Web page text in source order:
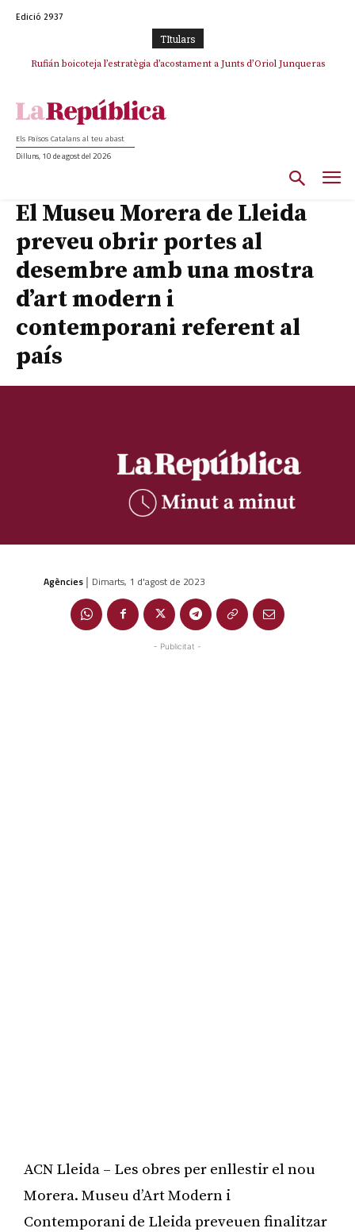
Edició 2937
TItulars
Rufián boicoteja l’estratègia d’acostament a Junts d’Oriol Junqueras
Els Països Catalans al teu abast
Dilluns, 10 de agost del 2026
El Museu Morera de Lleida
preveu obrir portes al
desembre amb una mostra
d’art modern i
contemporani referent al
país
Agències | Dimarts, 1 d'agost de 2023
- Publicitat -
ACN Lleida – Les obres per enllestir el nou
Morera. Museu d’Art Modern i
Contemporani de Lleida preveuen finalitzar